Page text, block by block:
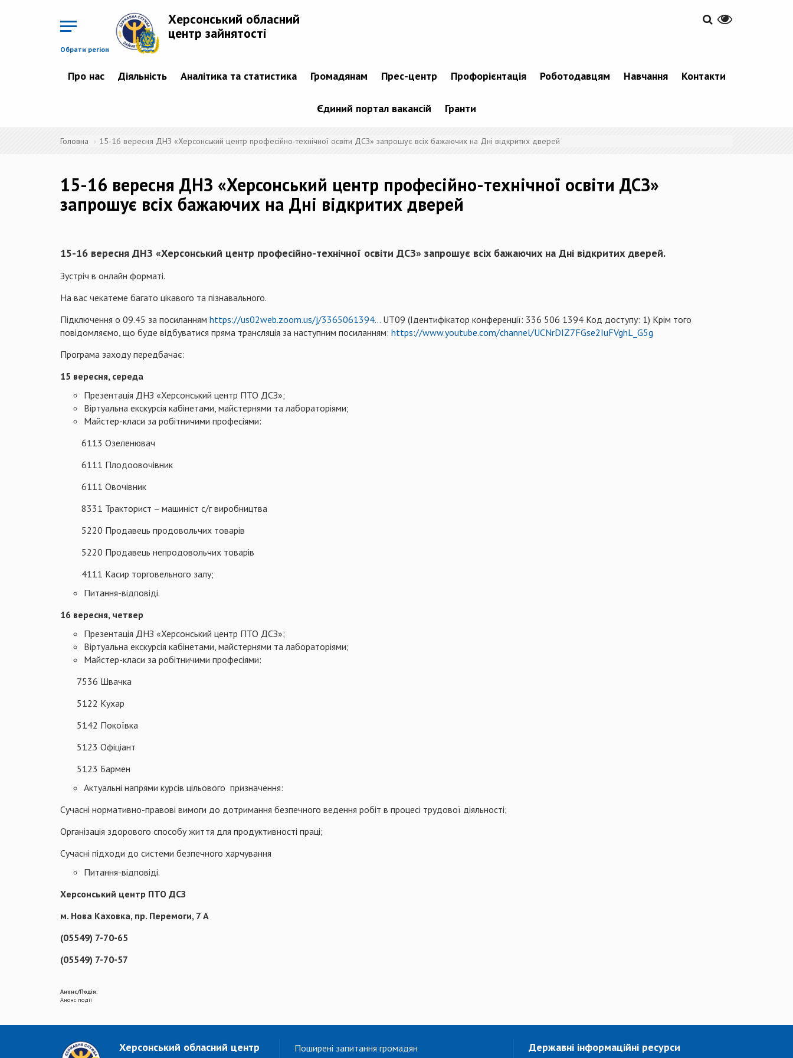
Обрати регіон
Херсонський обласний
центр зайнятості
Про нас Діяльність Аналітика та статистика Громадянам Прес-центр Профорієнтація Роботодавцям Навчання Контакти
Єдиний портал вакансій Гранти
Головна 15-16 вересня ДНЗ «Херсонський центр професійно-технічної освіти ДСЗ» запрошує всіх бажаючих на Дні відкритих дверей
15-16 вересня ДНЗ «Херсонський центр професійно-технічної освіти ДСЗ»
запрошує всіх бажаючих на Дні відкритих дверей
15-16 вересня ДНЗ «Херсонський центр професійно-технічної освіти ДСЗ» запрошує всіх бажаючих на Дні відкритих дверей.
Зустріч в онлайн форматі.
На вас чекатеме багато цікавого та пізнавального.
Підключення о 09.45 за посиланням https://us02web.zoom.us/j/3365061394... UT09 (Ідентифікатор конференції: 336 506 1394 Код доступу: 1) Крім того
повідомляємо, що буде відбуватися пряма трансляція за наступним посиланням: https://www.youtube.com/channel/UCNrDIZ7FGse2IuFVghL_G5g
Програма заходу передбачає:
15 вересня, середа
Презентація ДНЗ «Херсонський центр ПТО ДСЗ»;
Віртуальна екскурсія кабінетами, майстернями та лабораторіями;
Майстер-класи за робітничими професіями:
6113 Озеленювач
6111 Плодоовочівник
6111 Овочівник
8331 Тракторист – машиніст с/г виробництва
5220 Продавець продовольчих товарів
5220 Продавець непродовольчих товарів
4111 Касир торговельного залу;
Питання-відповіді.
16 вересня, четвер
Презентація ДНЗ «Херсонський центр ПТО ДСЗ»;
Віртуальна екскурсія кабінетами, майстернями та лабораторіями;
Майстер-класи за робітничими професіями:
7536 Швачка
5122 Кухар
5142 Покоївка
5123 Офіціант
5123 Бармен
Актуальні напрями курсів цільового призначення:
Сучасні нормативно-правові вимоги до дотримання безпечного ведення робіт в процесі трудової діяльності;
Організація здорового способу життя для продуктивності праці;
Сучасні підходи до системи безпечного харчування
Питання-відповіді.
Херсонський центр ПТО ДСЗ
м. Нова Каховка, пр. Перемоги, 7 А
(05549) 7-70-65
(05549) 7-70-57
Анонс/Подія:
Анонс події
Херсонський обласний центр
Поширені запитання громадян Державні інформаційні ресурси